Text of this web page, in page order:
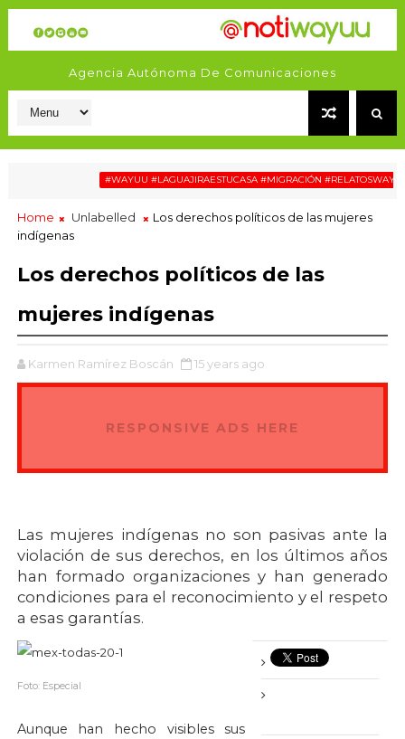
Agencia Autónoma De Comunicaciones
#WAYUU #LAGUAJIRAESTUCASA #MIGRACIÓN #RELATOSWAYUU
Home Unlabelled
Los derechos políticos de las mujeres
indígenas
Los derechos políticos de las
mujeres indígenas
Karmen Ramírez Boscán 15 years ago
RESPONSIVE ADS HERE
Las mujeres indígenas no son pasivas ante la
violación de sus derechos, en los últimos años
han formado organizaciones y han generado
condiciones para el reconocimiento y el respeto
a esas garantías.
Foto: Especial
Aunque han hecho visibles sus